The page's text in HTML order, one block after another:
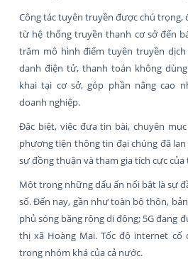
Công tác tuyên truyền được chú trọng,
từ hệ thống truyền thanh cơ sở đến
trăm mô hình điểm tuyên truyền
danh điện tử, thanh toán không
khai tại cơ sở, góp phần nâng cao
doanh nghiệp.
Đặc biệt, việc đưa tin bài, chuyên
phương tiện thông tin đại chúng đã
sự đồng thuận và tham gia tích cực của
Một trong những dấu ấn nổi bật là sự
số. Đến nay, gần như toàn bộ thôn,
phủ sóng băng rộng di động; 5G đang
thị xã Hoàng Mai. Tốc độ internet cố
trong nhóm khá của cả nước.